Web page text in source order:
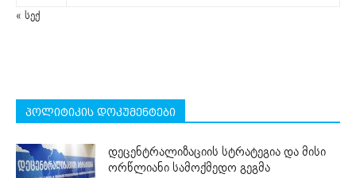
« სექ
პოლიტიკის დოკუმენტები
დეცენტრალიზაციის სტრატეგია და მისი
ორწლიანი სამოქმედო გეგმა